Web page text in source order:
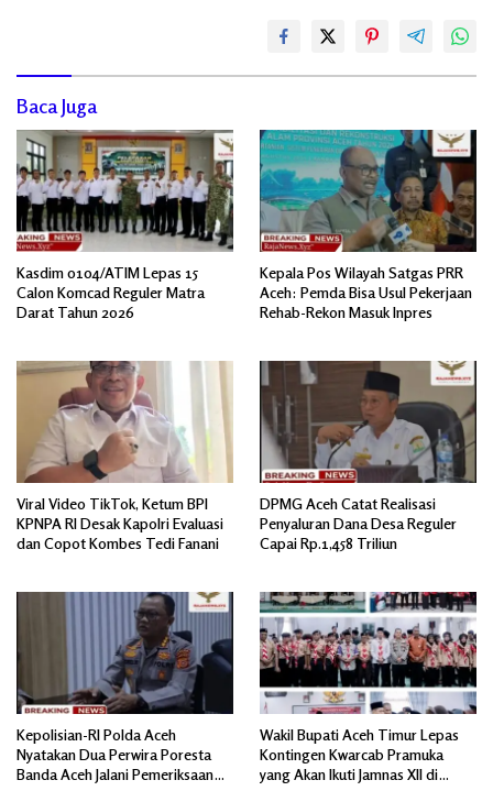
Baca Juga
Kasdim 0104/ATIM Lepas 15
Calon Komcad Reguler Matra
Darat Tahun 2026
Kepala Pos Wilayah Satgas PRR
Aceh: Pemda Bisa Usul Pekerjaan
Rehab-Rekon Masuk Inpres
Viral Video TikTok, Ketum BPI
KPNPA RI Desak Kapolri Evaluasi
dan Copot Kombes Tedi Fanani
DPMG Aceh Catat Realisasi
Penyaluran Dana Desa Reguler
Capai Rp.1,458 Triliun
Kepolisian-RI Polda Aceh
Nyatakan Dua Perwira Poresta
Banda Aceh Jalani Pemeriksaan
Wakil Bupati Aceh Timur Lepas
Kontingen Kwarcab Pramuka
yang Akan Ikuti Jamnas XII di